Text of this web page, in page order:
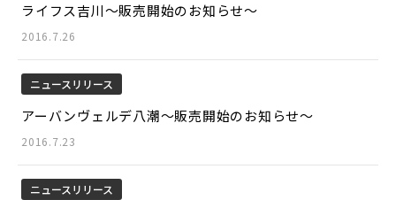
ライフス吉川～販売開始のお知らせ～
2016.7.26
ニュースリリース
アーバンヴェルデ八潮～販売開始のお知らせ～
2016.7.23
ニュースリリース